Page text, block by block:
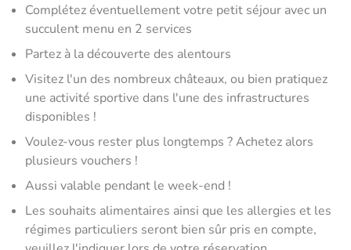
Complétez éventuellement votre petit séjour avec un
succulent menu en 2 services
Partez à la découverte des alentours
Visitez l'un des nombreux châteaux, ou bien pratiquez
une activité sportive dans l'une des infrastructures
disponibles !
Voulez-vous rester plus longtemps ? Achetez alors
plusieurs vouchers !
Aussi valable pendant le week-end !
Les souhaits alimentaires ainsi que les allergies et les
régimes particuliers seront bien sûr pris en compte,